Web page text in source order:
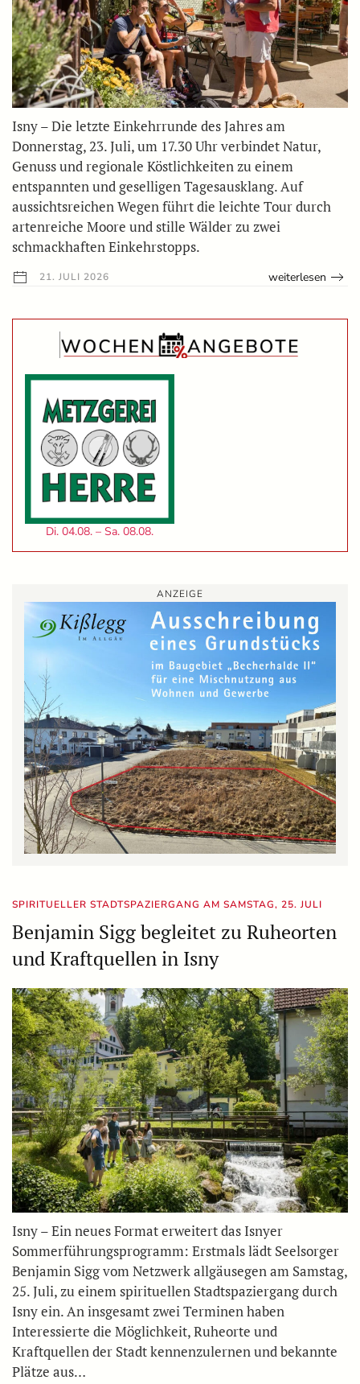
Isny – Die letzte Einkehrrunde des Jahres am
Donnerstag, 23. Juli, um 17.30 Uhr verbindet Natur,
Genuss und regionale Köstlichkeiten zu einem
entspannten und geselligen Tagesausklang. Auf
aussichtsreichen Wegen führt die leichte Tour durch
artenreiche Moore und stille Wälder zu zwei
schmackhaften Einkehrstopps.
21. JULI 2026 weiterlesen
Di. 04.08. – Sa. 08.08.
ANZEIGE
SPIRITUELLER STADTSPAZIERGANG AM SAMSTAG, 25. JULI
Benjamin Sigg begleitet zu Ruheorten
und Kraftquellen in Isny
Isny – Ein neues Format erweitert das Isnyer
Sommerführungsprogramm: Erstmals lädt Seelsorger
Benjamin Sigg vom Netzwerk allgäusegen am Samstag,
25. Juli, zu einem spirituellen Stadtspaziergang durch
Isny ein. An insgesamt zwei Terminen haben
Interessierte die Möglichkeit, Ruheorte und
Kraftquellen der Stadt kennenzulernen und bekannte
Plätze aus…